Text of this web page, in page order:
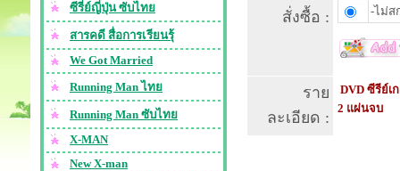
ซีรี่ย์ญี่ปุ่น ซับไทย
สารคดี สื่อการเรียนรุ้
We Got Married
Running Man ไทย
Running Man ซับไทย
X-MAN
New X-man
สั่งซื้อ :
-ไม่ส
ราย
ละเอียด :
DVD ซีรีย์เ
2 แผ่นจบ